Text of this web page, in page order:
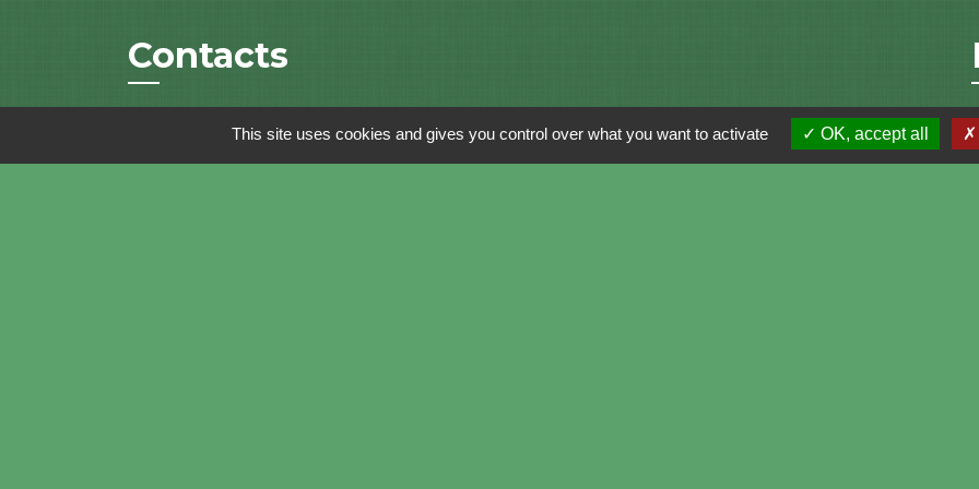
Contacts
Centre Social Rural de Froissy-
Crèvecoeur
This site uses cookies and gives you control over what you want to activate OK, accept all